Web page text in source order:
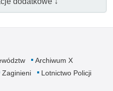
Archiwum X
Zaginieni
Lotnictwo Policji